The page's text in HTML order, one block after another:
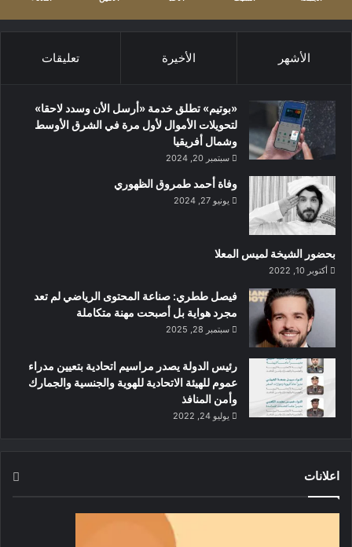
الأشهر الأخيرة تعليقات
«بوتيم» تطلق خدمة «أرسل الأن وسدد لاحقا»
لتحويلات الأموال لأول مرة في الشرق الأوسط
وشمال أفريقيا
سبتمبر 20, 2024
وفاة أحمد طمروق الظهوري
يونيو 27, 2024
بحضور الشيخة لميس المعلا
أكتوبر 10, 2022
‏فيصل ططري: صناعة المحتوى الرياضي لم تعد
مجرد هواية بل أصبحت مهنة متكاملة
سبتمبر 28, 2025
رئيس الدولة يصدر مراسيم اتحادية بتعيين مدراء
عموم للهيئة الاتحادية للهوية والجنسية والجمارك
وأمن المنافذ
يوليو 24, 2022
اعلانات